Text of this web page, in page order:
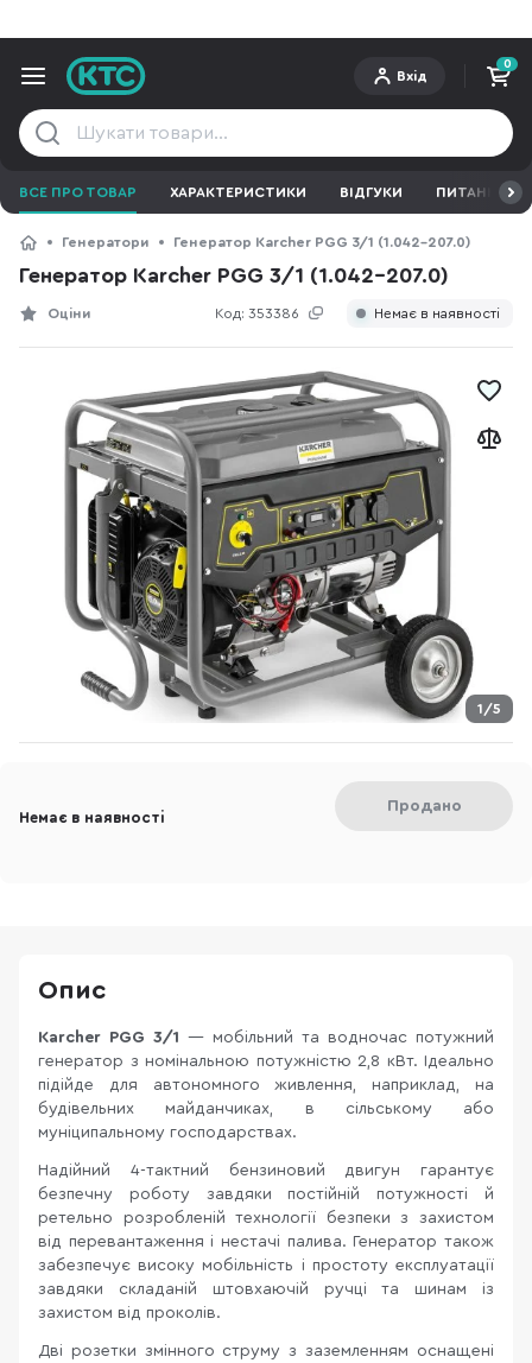
Вхід
0
ВСЕ ПРО ТОВАР ХАРАКТЕРИСТИКИ ВІДГУКИ ПИТАННЯ ТА
Генератори Генератор Karcher PGG 3/1 (1.042-207.0)
Генератор Karcher PGG 3/1 (1.042-207.0)
Код: 353386
Оціни Немає в наявності
1/5
Немає в наявності
Продано
Опис
Karcher PGG 3/1 — мобільний та водночас потужний
генератор з номінальною потужністю 2,8 кВт. Ідеально
підійде для автономного живлення, наприклад, на
будівельних майданчиках, в сільському або
муніципальному господарствах.
Надійний 4-тактний бензиновий двигун гарантує
безпечну роботу завдяки постійній потужності й
ретельно розробленій технології безпеки з захистом
від перевантаження і нестачі палива. Генератор також
забезпечує високу мобільність і простоту експлуатації
завдяки складаній штовхаючій ручці та шинам із
захистом від проколів.
Дві розетки змінного струму з заземленням оснащені